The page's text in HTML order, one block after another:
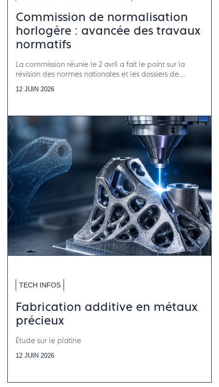
Commission de normalisation
horlogère : avancée des travaux
normatifs
La commission réunie le 2 avril a fait le point sur la
révision des normes nationales et les dossiers de
12 JUIN 2026
TECH INFOS
Fabrication additive en métaux
précieux
Étude sur le platine
12 JUIN 2026